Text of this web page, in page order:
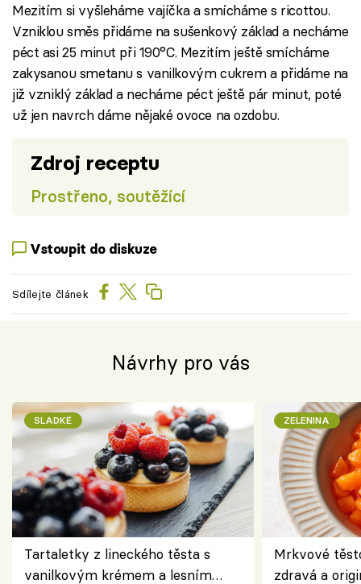
Mezitím si vyšleháme vajíčka a smícháme s ricottou.
Vzniklou směs přidáme na sušenkový základ a necháme
péct asi 25 minut při 190°C. Mezitím ještě smícháme
zakysanou smetanu s vanilkovým cukrem a přidáme na
již vzniklý základ a necháme péct ještě pár minut, poté
už jen navrch dáme nějaké ovoce na ozdobu.
Zdroj receptu
Prostřeno, soutěžící
Vstoupit do diskuze
Sdílejte článek
Návrhy pro vás
SLADKÉ
Tartaletky z lineckého těsta s
vanilkovým krémem a lesním
ZELENINA
Mrkvové
zdravá a